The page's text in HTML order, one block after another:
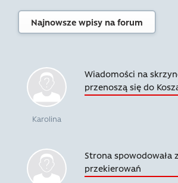
Najnowsze wpisy na forum
Karolina
Wiadomości na
przenoszą się do
Strona spowodowała
przekierowań